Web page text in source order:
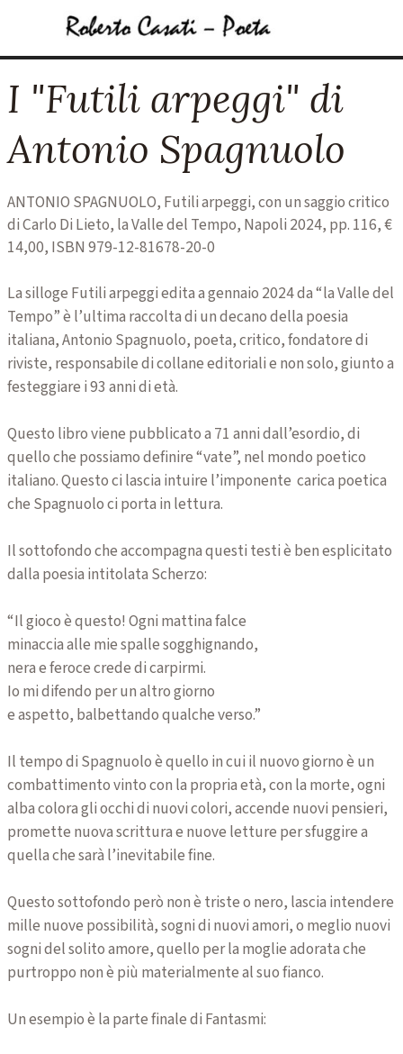
Salta menù
I "Futili arpeggi" di
Antonio Spagnuolo
ANTONIO SPAGNUOLO, Futili arpeggi, con un saggio critico
di Carlo Di Lieto, la Valle del Tempo, Napoli 2024, pp. 116, €
14,00, ISBN 979-12-81678-20-0
La silloge Futili arpeggi edita a gennaio 2024 da “la Valle del
Tempo” è l’ultima raccolta di un decano della poesia
italiana, Antonio Spagnuolo, poeta, critico, fondatore di
riviste, responsabile di collane editoriali e non solo, giunto a
festeggiare i 93 anni di età.
Questo libro viene pubblicato a 71 anni dall’esordio, di
quello che possiamo definire “vate”, nel mondo poetico
italiano. Questo ci lascia intuire l’imponente carica poetica
che Spagnuolo ci porta in lettura.
Il sottofondo che accompagna questi testi è ben esplicitato
dalla poesia intitolata Scherzo:
“Il gioco è questo! Ogni mattina falce
minaccia alle mie spalle sogghignando,
nera e feroce crede di carpirmi.
Io mi difendo per un altro giorno
e aspetto, balbettando qualche verso.”
Il tempo di Spagnuolo è quello in cui il nuovo giorno è un
combattimento vinto con la propria età, con la morte, ogni
alba colora gli occhi di nuovi colori, accende nuovi pensieri,
promette nuova scrittura e nuove letture per sfuggire a
quella che sarà l’inevitabile fine.
Questo sottofondo però non è triste o nero, lascia intendere
mille nuove possibilità, sogni di nuovi amori, o meglio nuovi
sogni del solito amore, quello per la moglie adorata che
purtroppo non è più materialmente al suo fianco.
Un esempio è la parte finale di Fantasmi: